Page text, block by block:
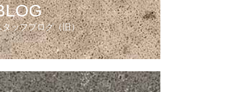
タッフブログ（旧）